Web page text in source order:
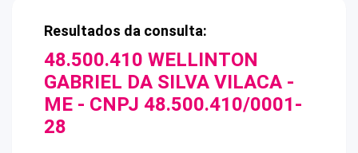
Resultados da consulta:
48.500.410 WELLINTON
GABRIEL DA SILVA VILACA -
ME - CNPJ 48.500.410/0001-
28